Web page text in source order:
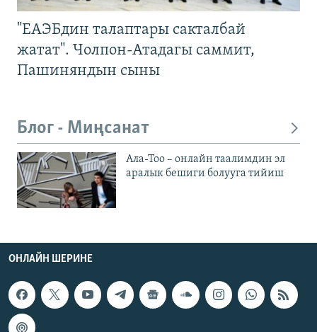
"ЕАЭБдин талаптары сакталбай
жатат". Чолпон-Атадагы саммит,
Пашиняндын сыны
Блог - Миңсанат
Ала-Тоо – онлайн таалимдин эл
аралык бешиги болууга тийиш
ОНЛАЙН ШЕРИНЕ